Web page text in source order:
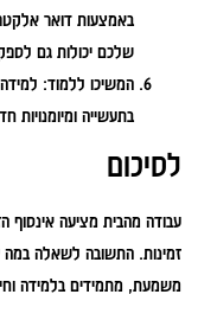
באמצעות דואר
שלכם יכולות גם
המשיכו ללמוד:
בתעשייה
לסיכום
עבודה מהבית מציעה אינסוף
זמינות. התשובה לשאלה במה
משמעת, מתמידים בלמידה